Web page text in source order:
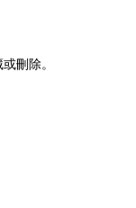
刪除。